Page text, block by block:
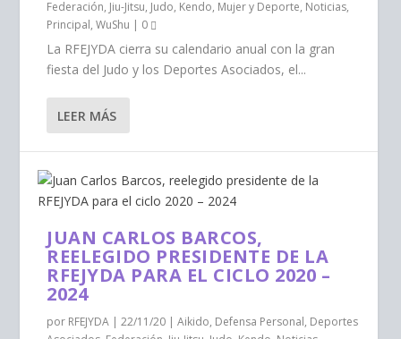
Federación, Jiu-Jitsu, Judo, Kendo, Mujer y Deporte, Noticias,
Principal,WuShu | 0
La RFEJYDA cierra su calendario anual con la gran
fiesta del Judo y los Deportes Asociados, el...
LEER MÁS
JUAN CARLOS BARCOS,
REELEGIDO PRESIDENTE DE LA
RFEJYDA PARA EL CICLO 2020 –
2024
por RFEJYDA |22/11/20 |Aikido, Defensa Personal, Deportes